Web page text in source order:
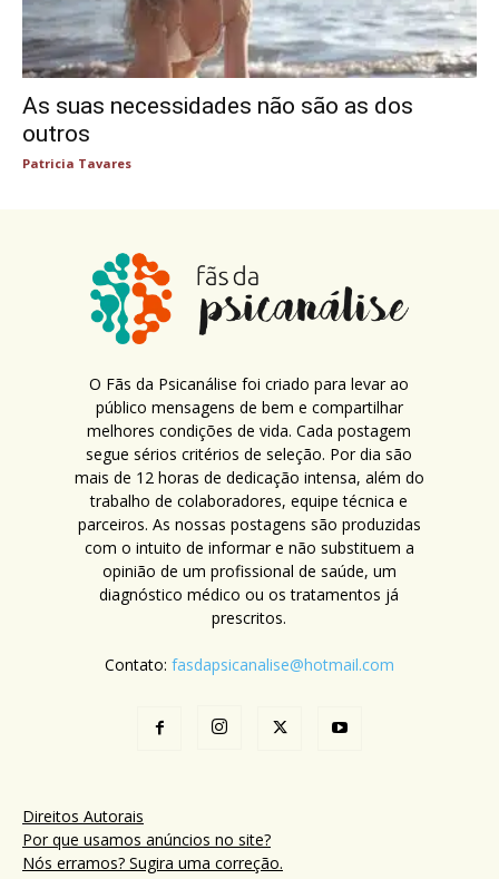
As suas necessidades não são as dos
outros
Patricia Tavares
O Fãs da Psicanálise foi criado para levar ao
público mensagens de bem e compartilhar
melhores condições de vida. Cada postagem
segue sérios critérios de seleção. Por dia são
mais de 12 horas de dedicação intensa, além do
trabalho de colaboradores, equipe técnica e
parceiros. As nossas postagens são produzidas
com o intuito de informar e não substituem a
opinião de um profissional de saúde, um
diagnóstico médico ou os tratamentos já
prescritos.
Contato: fasdapsicanalise@hotmail.com
Direitos Autorais
Por que usamos anúncios no site?
Nós erramos? Sugira uma correção.